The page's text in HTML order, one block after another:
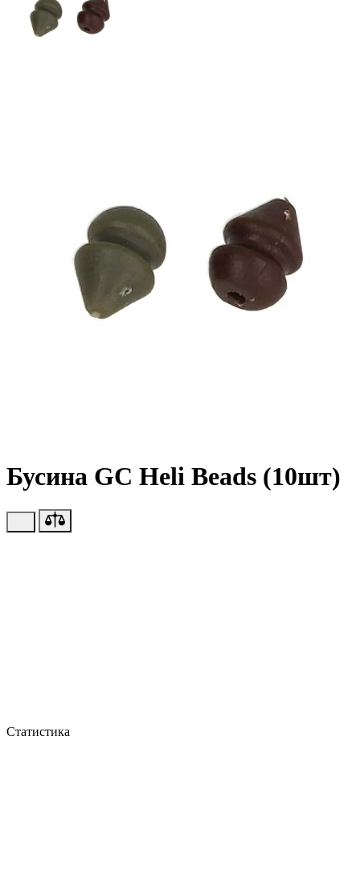
Бусина GC Heli Beads (10шт)
Статистика